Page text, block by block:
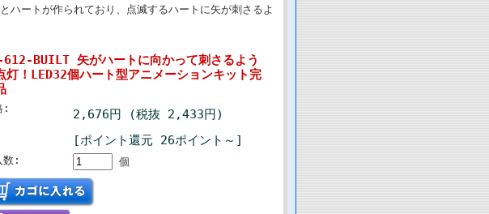
ハートが作られており、点滅するハートに矢が刺さるよ
612-BUILT 矢がハートに向かって刺さるよう
灯！LED32個ハート型アニメーションキット完
:
2,676円 (税抜 2,433円)
[ポイント還元 26ポイント～]
数: 個